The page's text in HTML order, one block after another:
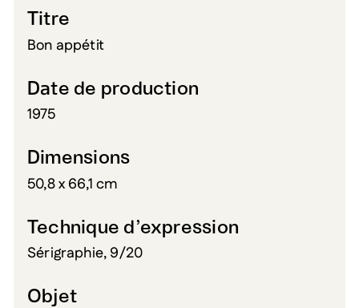
Titre
Bon appétit
Date de production
1975
Dimensions
50,8 x 66,1 cm
Technique d’expression
Sérigraphie, 9/20
Objet